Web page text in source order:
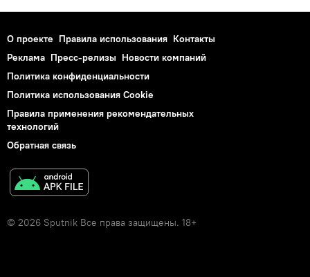
О проекте Правила использования Контакты
Реклама Пресс-релизы Новости компаний
Политика конфиденциальности
Политика использования Cookie
Правила применения рекомендательных
технологий
Обратная связь
© 2026 Sputnik Все права защищены. 18+